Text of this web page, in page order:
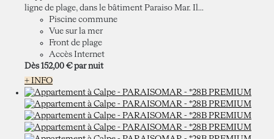
ligne de plage, dans le bâtiment Paraiso Mar. Il...
Piscine commune
Vue sur la mer
Front de plage
Accès Internet
Dès 152,00 € par nuit
+ INFO